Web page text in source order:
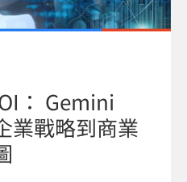
： Gemini
業戰略到商業